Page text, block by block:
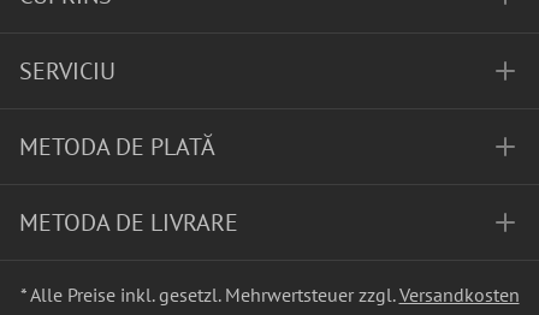
SERVICIU
METODA DE PLATĂ
METODA DE LIVRARE
* Alle Preise inkl. gesetzl. Mehrwertsteuer zzgl.Versandkosten